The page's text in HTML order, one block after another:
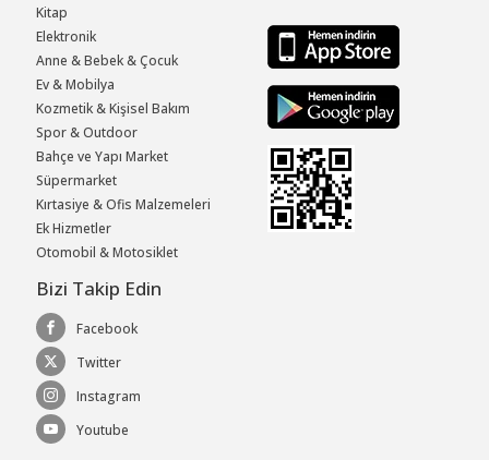
Kitap
Elektronik
Anne & Bebek & Çocuk
Ev & Mobilya
Kozmetik & Kişisel Bakım
Spor & Outdoor
Bahçe ve Yapı Market
Süpermarket
Kırtasiye & Ofis Malzemeleri
Ek Hizmetler
Otomobil & Motosiklet
Bizi Takip Edin
Facebook
Twitter
Instagram
Youtube